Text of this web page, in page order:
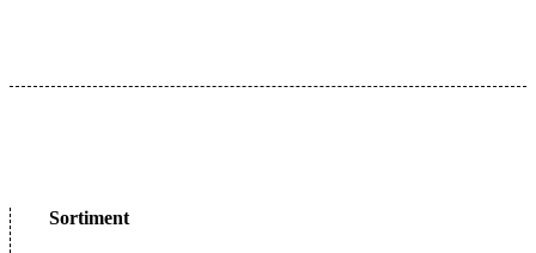
Sortiment